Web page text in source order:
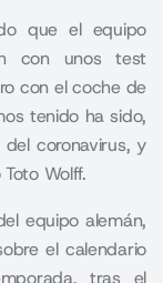
que el equipo
con unos test
con el coche de
tenido ha sido,
coronavirus, y
Wolff.
equipo alemán,
el calendario
tras el